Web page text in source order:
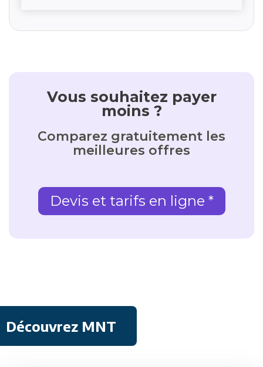
Vous souhaitez payer
moins ?
Comparez gratuitement les
meilleures offres
Devis et tarifs en ligne *
Découvrez MNT